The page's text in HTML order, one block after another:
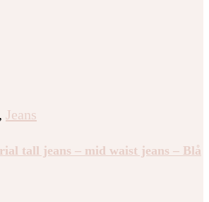
, Jeans
tall jeans – mid waist jeans – Blå